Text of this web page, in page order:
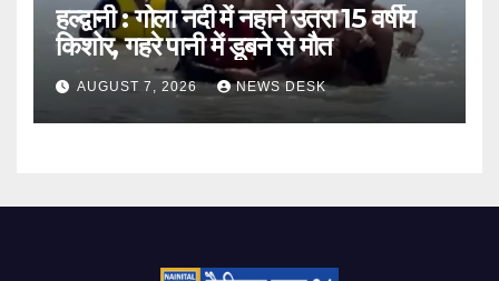
हल्द्वानी : गोला नदी में नहाने उतरा 15 वर्षीय
किशोर, गहरे पानी में डूबने से मौत
AUGUST 7, 2026 NEWS DESK